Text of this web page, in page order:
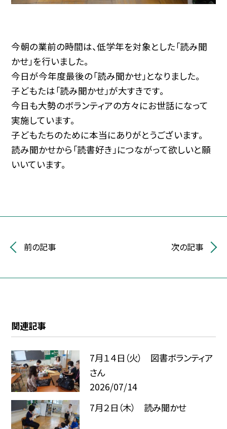
今朝の業前の時間は、低学年を対象とした「読み聞
かせ」を行いました。
今日が今年度最後の「読み聞かせ」となりました。
子どもたは「読み聞かせ」が大すきです。
今日も大勢のボランティアの方々にお世話になって
実施しています。
子どもたちのために本当にありがとうございます。
読み聞かせから「読書好き」につながって欲しいと願
いいています。
前の記事 次の記事
関連記事
7月１４日（火） 図書ボランティア
さん
2026/07/14
7月２日（木） 読み聞かせ